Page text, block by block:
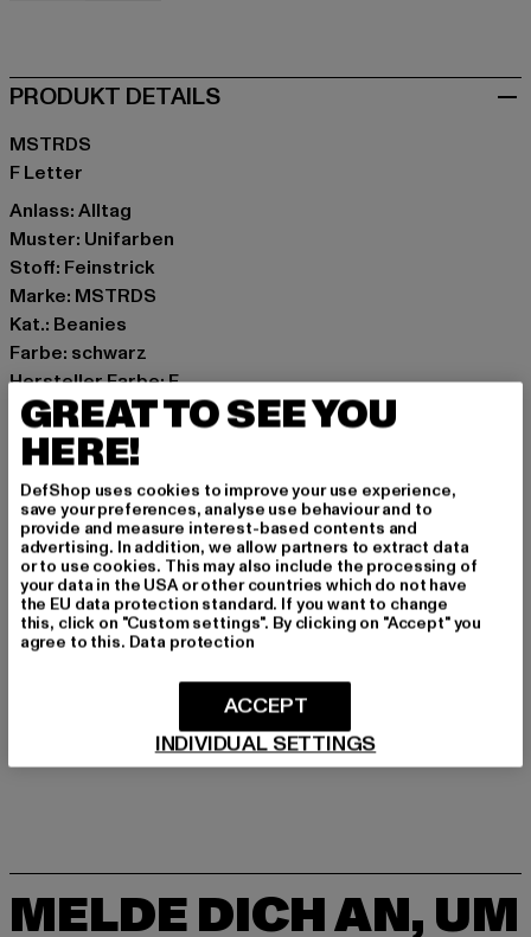
PRODUKT DETAILS
MSTRDS
F Letter
Anlass: Alltag
Muster: Unifarben
Stoff: Feinstrick
Marke: MSTRDS
Kat.: Beanies
Farbe: schwarz
Hersteller Farbe: F
Materialzusammensetzung: 100% Polyacryl
Art.Nr: 10582-00322
Hersteller: Masterdis GmbH |info@masterdis.com
Maria-Merian-Straße 2 | 85521 Ottobrunn | DE
GRÖSSE & PASSFORM
PFLEGEHINWEISE
LIEFERUNG & RÜCKGABE
MELDE DICH AN, UM
GREAT TO SEE YOU
HERE!
DefShop uses cookies to improve your use experience,
save your preferences, analyse use behaviour and to
provide and measure interest-based contents and
advertising. In addition, we allow partners to extract data
or to use cookies. This may also include the processing of
your data in the USA or other countries which do not have
the EU data protection standard. If you want to change
this, click on "Custom settings". By clicking on "Accept" you
agree to this. Data protection
INDIVIDUAL SETTINGS
ACCEPT